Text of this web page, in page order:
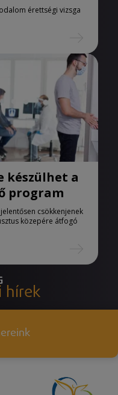
érettségi vizsga
készülhet a
program
csökkenjenek
közepére átfogó
hírek